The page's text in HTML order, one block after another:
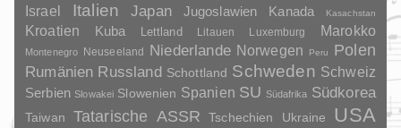
Israel
Italien Japan Jugoslawien Kanada Kasachstan
Kroatien Kuba Lettland Litauen Luxemburg Marokko
Montenegro Neuseeland Niederlande Norwegen Peru
Polen
Rumänien Russland Schottland Schweden Schweiz
Serbien Slowakei Slowenien Spanien SU Südafrika Südkorea
Taiwan Tatarische ASSR Tschechien Ukraine USA